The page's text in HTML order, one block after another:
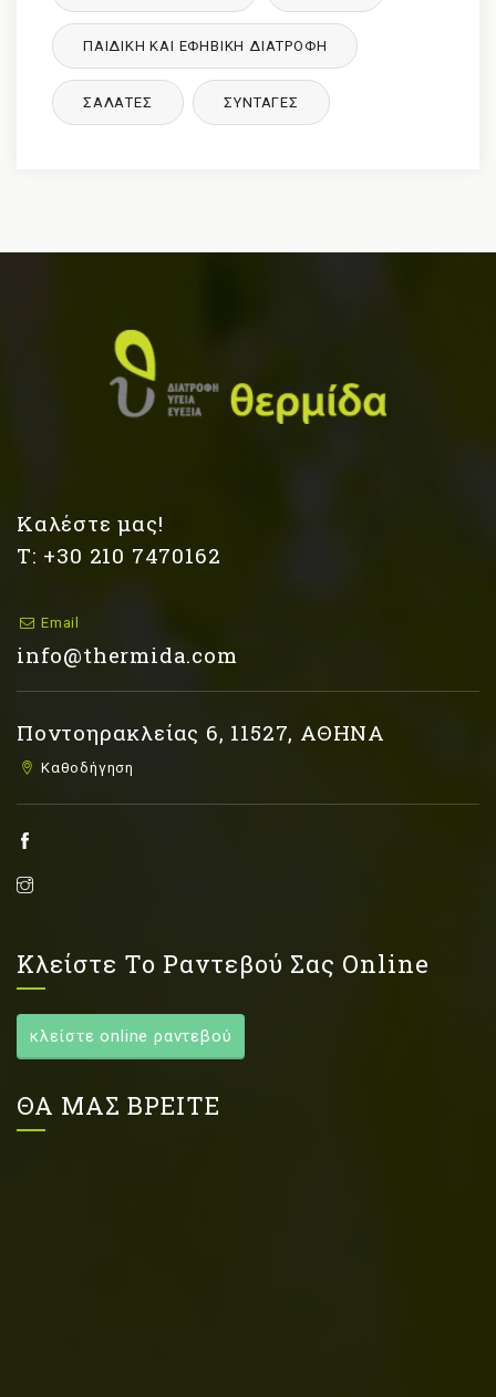
ΠΑΙΔΙΚΉ ΚΑΙ ΕΦΗΒΙΚΉ ΔΙΑΤΡΌΦΉ
ΣΑΛΑΤΕΣ ΣΥΝΤΑΓΈΣ
Καλέστε μας!
Τ: +30 210 7470162
Email
info@thermida.com
Ποντοηρακλείας 6, 11527, ΑΘΗΝΑ
Καθοδήγηση
Κλείστε Το Ραντεβού Σας Online
κλείστε online ραντεβού
ΘΑ ΜΑΣ ΒΡΕΙΤΕ